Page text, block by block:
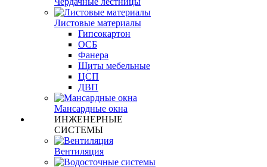
Листовые материалы
Гипсокартон
ОСБ
Фанера
Щиты мебельные
ЦСП
ДВП
Мансардные окна
ИНЖЕНЕРНЫЕ
СИСТЕМЫ
Вентиляция